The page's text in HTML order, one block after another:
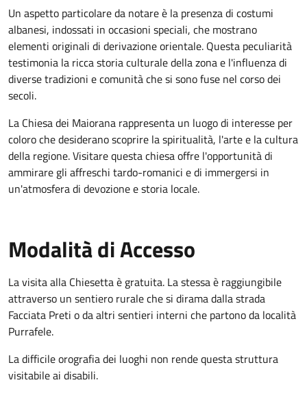
Un aspetto particolare da notare è la presenza di costumi
albanesi, indossati in occasioni speciali, che mostrano
elementi originali di derivazione orientale. Questa peculiarità
testimonia la ricca storia culturale della zona e l'influenza di
diverse tradizioni e comunità che si sono fuse nel corso dei
secoli.
La Chiesa dei Maiorana rappresenta un luogo di interesse per
coloro che desiderano scoprire la spiritualità, l'arte e la cultura
della regione. Visitare questa chiesa offre l'opportunità di
ammirare gli affreschi tardo-romanici e di immergersi in
un'atmosfera di devozione e storia locale.
Modalità di Accesso
La visita alla Chiesetta è gratuita. La stessa è raggiungibile
attraverso un sentiero rurale che si dirama dalla strada
Facciata Preti o da altri sentieri interni che partono da località
Purrafele.
La difficile orografia dei luoghi non rende questa struttura
visitabile ai disabili.